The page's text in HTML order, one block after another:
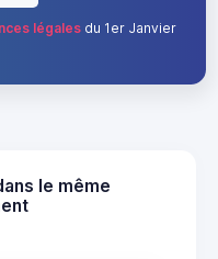
légalesdu 1er Janvier
le même